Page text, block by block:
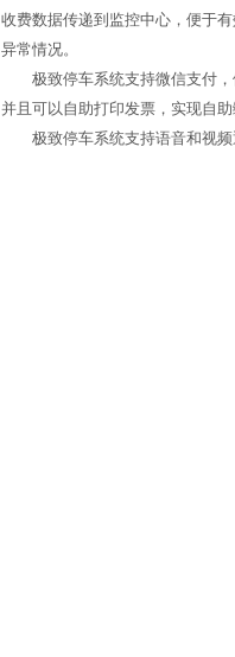
收费数据传递到监控中心，便于
异常情况。
极致停车系统支持微信支付，
并且可以自助打印发票，实现自助
极致停车系统支持语音和视频